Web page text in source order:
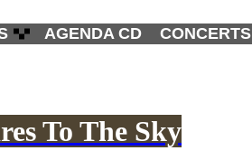
AGENDA CD CONCERTS
To The Sky